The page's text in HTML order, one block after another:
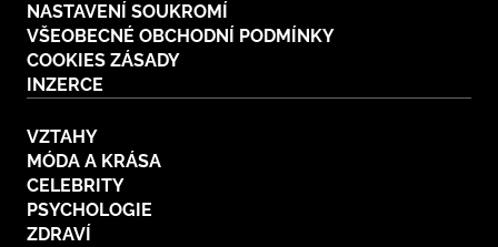
NASTAVENÍ SOUKROMÍ
VŠEOBECNÉ OBCHODNÍ PODMÍNKY
COOKIES ZÁSADY
INZERCE
VZTAHY
MÓDA A KRÁSA
CELEBRITY
PSYCHOLOGIE
ZDRAVÍ